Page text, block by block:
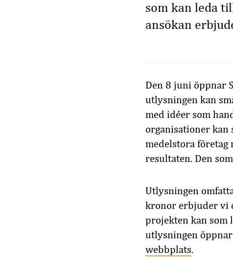
som kan leda
ansökan
Den 8 juni öppnar
utlysningen kan
med idéer som
organisationer kan
medelstora företag
resultaten. Den
Utlysningen
kronor erbjuder vi
projekten kan som
utlysningen
webbplats.